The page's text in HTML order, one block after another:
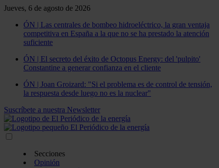
Jueves, 6 de agosto de 2026
ÓN | Las centrales de bombeo hidroeléctrico, la gran ventaja
competitiva en España a la que no se ha prestado la atención
suficiente
ÓN | El secreto del éxito de Octopus Energy: del 'pulpito'
Constantine a generar confianza en el cliente
ÓN | Joan Groizard: "Si el problema es de control de tensión,
la respuesta desde luego no es la nuclear"
Suscríbete a nuestra Newsletter
Secciones
Opinión